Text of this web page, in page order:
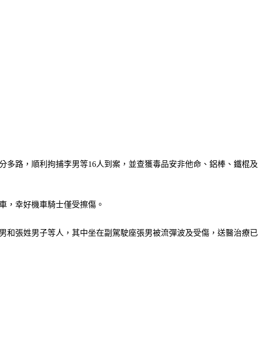
路，順利拘捕李男等16人到案，並查獲毒品安非他命、鋁棒、鐵棍及
，幸好機車騎士僅受擦傷。
張姓男子等人，其中坐在副駕駛座張男被流彈波及受傷，送醫治療已